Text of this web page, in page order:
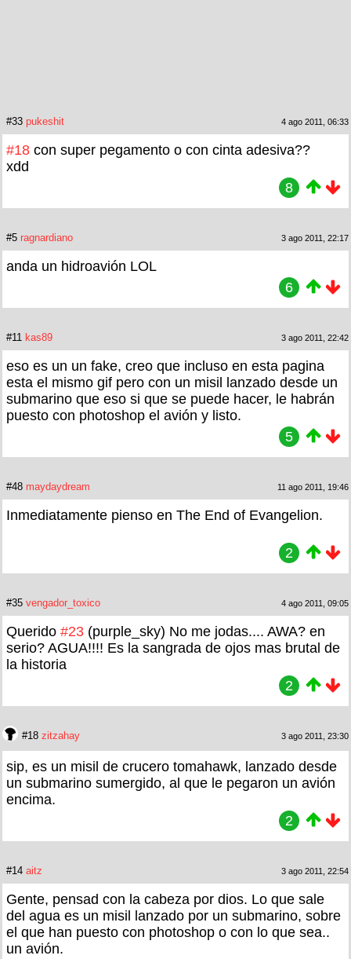
#33 pukeshit 4 ago 2011, 06:33
#18 con super pegamento o con cinta adesiva??
xdd
8
#5 ragnardiano 3 ago 2011, 22:17
anda un hidroavión LOL
6
#11 kas89 3 ago 2011, 22:42
eso es un un fake, creo que incluso en esta pagina
esta el mismo gif pero con un misil lanzado desde un
submarino que eso si que se puede hacer, le habrán
puesto con photoshop el avión y listo.
5
#48 maydaydream 11 ago 2011, 19:46
Inmediatamente pienso en The End of Evangelion.
2
#35 vengador_toxico 4 ago 2011, 09:05
Querido #23 (purple_sky) No me jodas.... AWA? en
serio? AGUA!!!! Es la sangrada de ojos mas brutal de
la historia
2
#18 zitzahay 3 ago 2011, 23:30
sip, es un misil de crucero tomahawk, lanzado desde
un submarino sumergido, al que le pegaron un avión
encima.
2
#14 aitz 3 ago 2011, 22:54
Gente, pensad con la cabeza por dios. Lo que sale
del agua es un misil lanzado por un submarino, sobre
el que han puesto con photoshop o con lo que sea..
un avión.